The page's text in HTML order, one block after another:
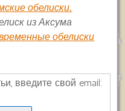
обелиски.
из Аксума
обелиски
введите свой email: